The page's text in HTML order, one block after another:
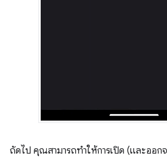
ถัดไป คุณสามารถทำให้การเปิด (และออ